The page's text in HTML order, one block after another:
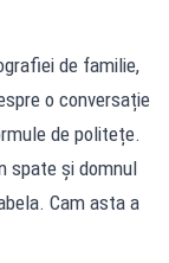
de familie,
o conversație
de politețe.
spate și domnul
Cam asta a